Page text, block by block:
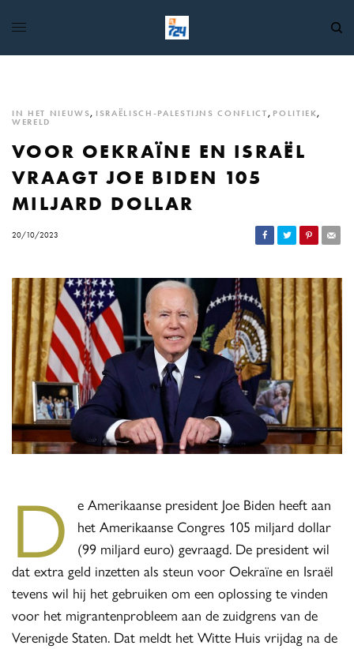
IN HET NIEUWS, ISRAËLISCH-PALESTIJNS CONFLICT , POLITIEK,
WERELD
VOOR OEKRAÏNE EN ISRAËL
VRAAGT JOE BIDEN 105
MILJARD DOLLAR
20/10/2023
D
e Amerikaanse president Joe Biden heeft aan
het Amerikaanse Congres 105 miljard dollar
(99 miljard euro) gevraagd. De president wil
dat extra geld inzetten als steun voor Oekraïne en Israël
tevens wil hij het gebruiken om een oplossing te vinden
voor het migrantenprobleem aan de zuidgrens van de
Verenigde Staten. Dat meldt het Witte Huis vrijdag na de